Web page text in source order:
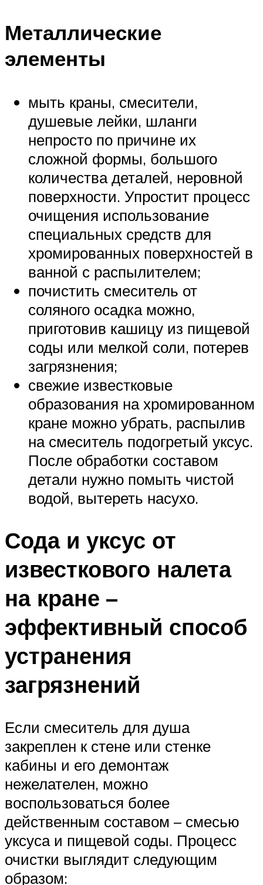
Металлические
элементы
мыть краны, смесители,
душевые лейки, шланги
непросто по причине их
сложной формы, большого
количества деталей, неровной
поверхности. Упростит процесс
очищения использование
специальных средств для
хромированных поверхностей в
ванной с распылителем;
почистить смеситель от
соляного осадка можно,
приготовив кашицу из пищевой
соды или мелкой соли, потерев
загрязнения;
свежие известковые
образования на хромированном
кране можно убрать, распылив
на смеситель подогретый уксус.
После обработки составом
детали нужно помыть чистой
водой, вытереть насухо.
Сода и уксус от
известкового налета
на кране –
эффективный способ
устранения
загрязнений
Если смеситель для душа
закреплен к стене или стенке
кабины и его демонтаж
нежелателен, можно
воспользоваться более
действенным составом – смесью
уксуса и пищевой соды. Процесс
очистки выглядит следующим
образом: